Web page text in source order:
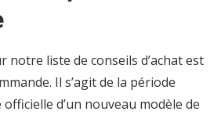
notre liste de conseils d’achat est
Il s’agit de la période
d’un nouveau modèle de